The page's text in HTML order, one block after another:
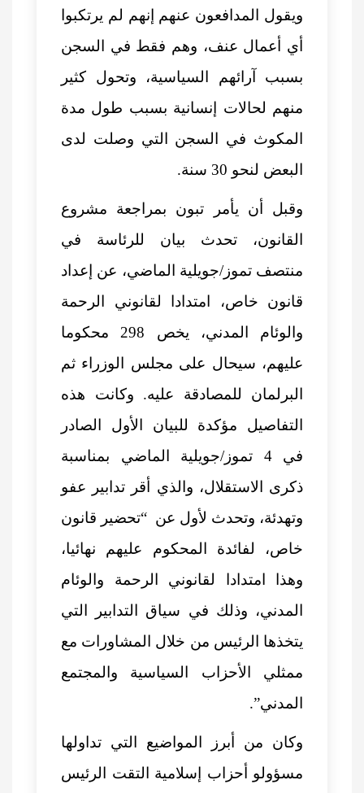
ويقول المدافعون عنهم إنهم لم يرتكبوا
أي أعمال عنف، وهم فقط في السجن
بسبب آرائهم السياسية، وتحول كثير
منهم لحالات إنسانية بسبب طول مدة
المكوث في السجن التي وصلت لدى
البعض لنحو 30 سنة.
وقبل أن يأمر تبون بمراجعة مشروع
القانون، تحدث بيان للرئاسة في
منتصف تموز/جويلية الماضي، عن إعداد
قانون خاص، امتدادا لقانوني الرحمة
والوئام المدني، يخص 298 محكوما
عليهم، سيحال على مجلس الوزراء ثم
البرلمان للمصادقة عليه. وكانت هذه
التفاصيل مؤكدة للبيان الأول الصادر
في 4 تموز/جويلية الماضي بمناسبة
ذكرى الاستقلال، والذي أقر تدابير عفو
وتهدئة، وتحدث لأول عن “تحضير قانون
خاص، لفائدة المحكوم عليهم نهائيا،
وهذا امتدادا لقانوني الرحمة والوئام
المدني، وذلك في سياق التدابير التي
يتخذها الرئيس من خلال المشاورات مع
ممثلي الأحزاب السياسية والمجتمع
المدني”.
وكان من أبرز المواضيع التي تداولها
مسؤولو أحزاب إسلامية التقت الرئيس